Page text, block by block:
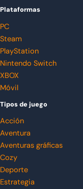
Plataformas
PC
Steam
PlayStation
Nintendo Switch
XBOX
Móvil
Tipos de juego
Acción
Aventura
Aventuras gráficas
Cozy
Deporte
Estrategia